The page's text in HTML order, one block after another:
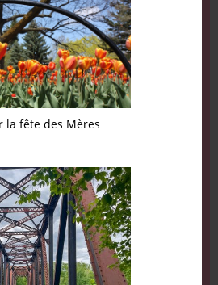
la fête des Mères